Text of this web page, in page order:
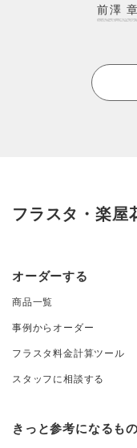
前澤
フラスタ・楽屋
オーダーする
商品一覧
事例からオーダー
フラスタ料金計算ツール
スタッフに相談する
きっと参考になるもの